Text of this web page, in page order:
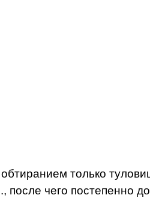
только
чего постепенно